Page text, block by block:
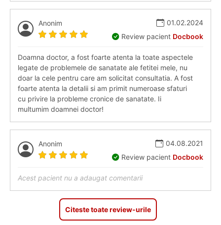
Anonim
01.02.2024
Review pacient Docbook
Doamna doctor, a fost foarte atenta la toate aspectele
legate de problemele de sanatate ale fetitei mele, nu
doar la cele pentru care am solicitat consultatia. A fost
foarte atenta la detalii si am primit numeroase sfaturi
cu privire la probleme cronice de sanatate. Ii
multumim doamnei doctor!
Anonim
04.08.2021
Review pacient Docbook
Acest pacient nu a adaugat comentarii
Citeste toate review-urile